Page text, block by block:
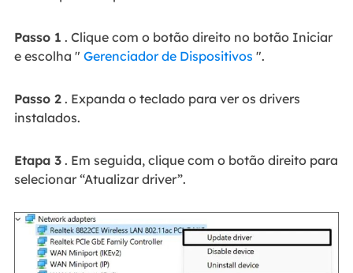
Passo 1 . Clique com o botão direito no botão Iniciar
e escolha " Gerenciador de Dispositivos ".
Passo 2. Expanda o teclado para ver os drivers
instalados.
Etapa 3. Em seguida, clique com o botão direito para
selecionar “Atualizar driver”.